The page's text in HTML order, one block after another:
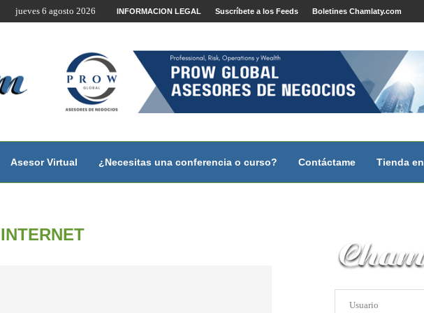
por Internet y Videoconferencia.
jueves 6 agosto 2026 INFORMACION LEGAL Suscríbete a los Feeds Boletines Chamlaty.com
Asesor Virtual ¿Necesitas una conferencia o curso? Contáctame Tienda en
INTERNET